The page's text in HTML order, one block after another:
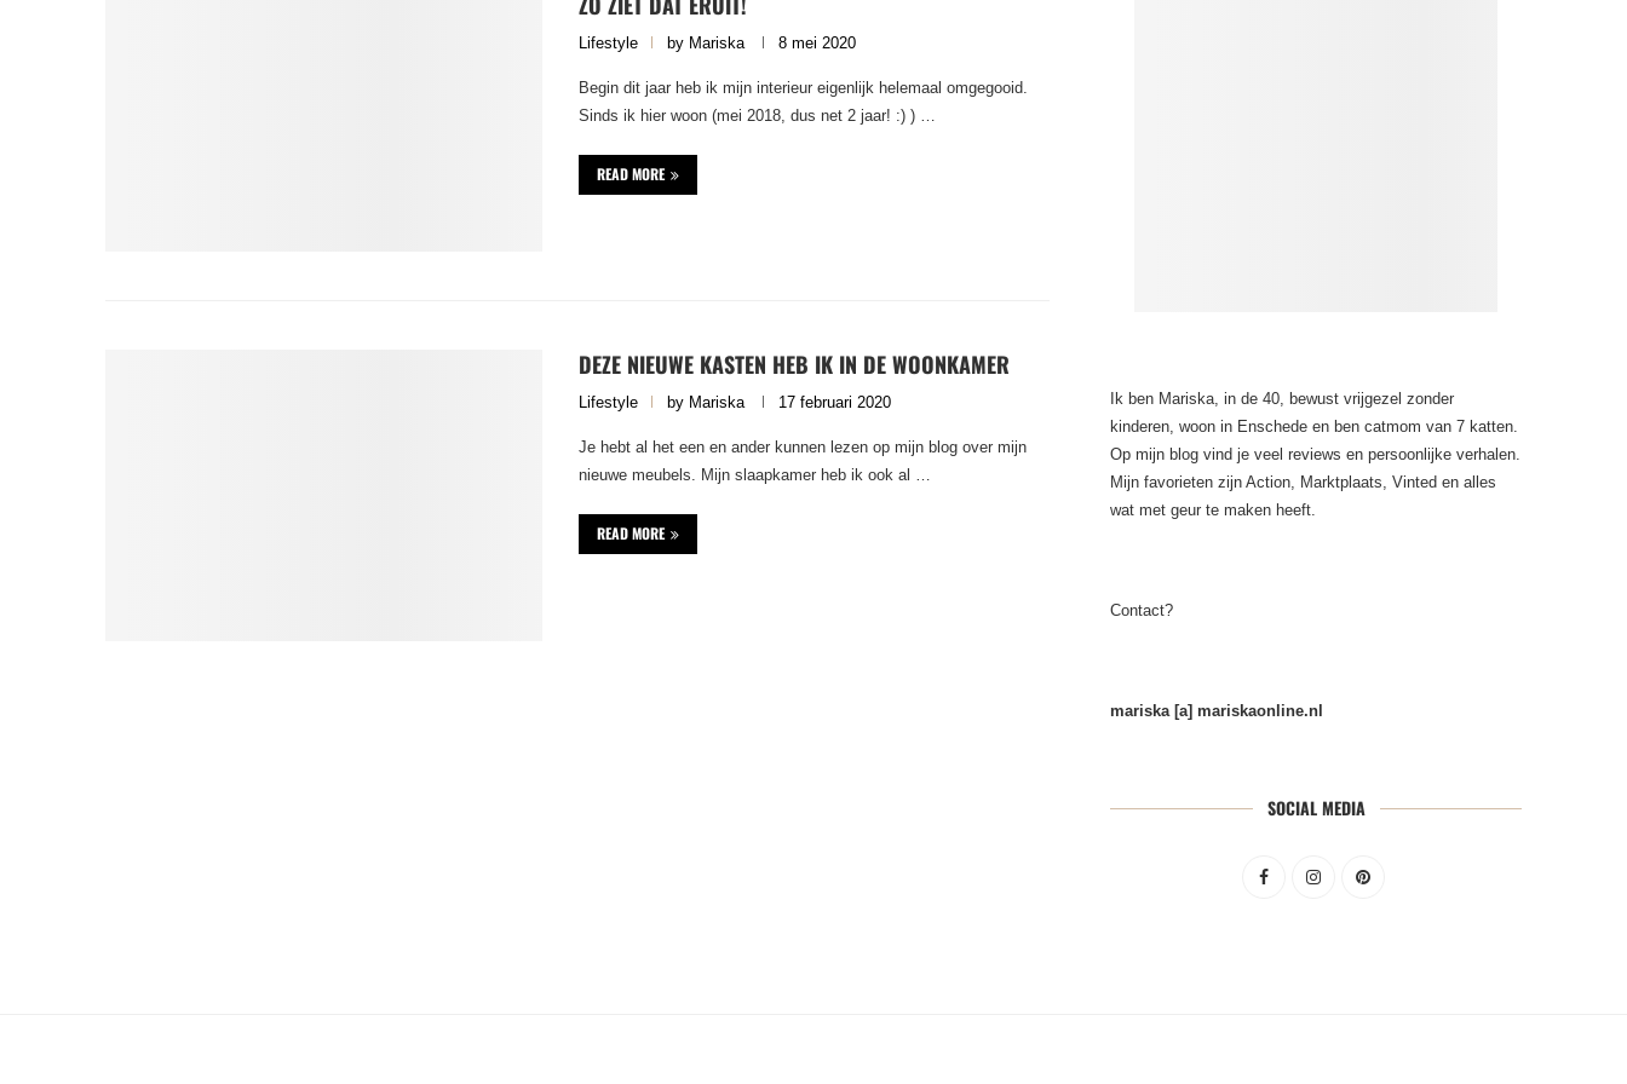
Lifestyle by Mariska 8 mei 2020
Begin dit jaar heb ik mijn interieur eigenlijk helemaal omgegooid.
Sinds ik hier woon (mei 2018, dus net 2 jaar! :) ) …
READ MORE
DEZE NIEUWE KASTEN HEB IK IN DE WOONKAMER
Lifestyle by Mariska 17 februari 2020
Je hebt al het een en ander kunnen lezen op mijn blog over mijn
nieuwe meubels. Mijn slaapkamer heb ik ook al …
READ MORE
Ik ben Mariska, in de 40, bewust vrijgezel zonder
kinderen, woon in Enschede en ben catmom van 7 katten.
Op mijn blog vind je veel reviews en persoonlijke verhalen.
Mijn favorieten zijn Action, Marktplaats, Vinted en alles
wat met geur te maken heeft.
Contact?
mariska [a] mariskaonline.nl
SOCIAL MEDIA